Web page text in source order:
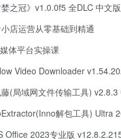
婪之冠》v1.0.0f5 全DLC 中文版
店运营从零基础到精通
体平台实操课